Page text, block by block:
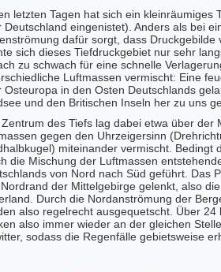
letzten Tagen hat sich ein
Deutschland eingenistet). Anders als bei
dafür sorgt, dass
sich dieses Tiefdruckgebiet nur sehr
zu schwach für eine schnelle
Luftmassen vermischt: Eine
Osteuropa in den Osten Deutschlands
und den Britischen Inseln her zu uns
Zentrum des Tiefs lag dabei etwa über der
gegen den Uhrzeigersinn
miteinander vermischt. Bedingt
die Mischung der Luftmassen
von Nord nach Süd geführt. Das
der Mittelgebirge gelenkt, also
Durch die Nordanströmung der
also regelrecht ausgequetscht. Über
also immer wieder an der gleichen
sodass die Regenfälle gebietsweise